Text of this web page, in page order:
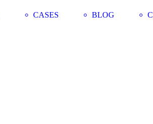
CASES BLOG